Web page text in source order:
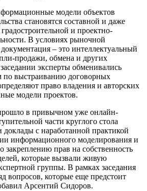
модели объектов
становятся составной и даже
и проектно-
В условиях рыночной
– это интеллектуальный
продажи, обмена и других
эксперты обменивались
по выстраиванию договорных
право владения и авторских
модели проектов.
в привычном уже онлайн-
части круглого стола
доклады с наработанной практикой
информационного моделирования и
закреплению прав на собственность
которые вызвали живую
группы. В рамках заседания
вопросов, которые еще предстоит
Арсентий Сидоров.